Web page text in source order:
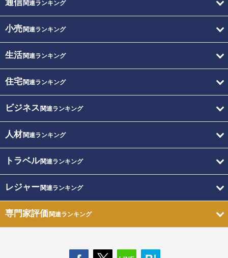
通信関連ランキング
小売関連ランキング
生活関連ランキング
住宅関連ランキング
ビジネス 関連ランキング
人材関連ランキング
トラベル関連ランキング
レジャー関連ランキング
専門家評価関連ランキング